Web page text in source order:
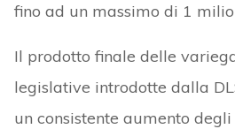
fino ad un massimo di 1
Il prodotto finale delle
legislative introdotte dalla
un consistente aumento degli